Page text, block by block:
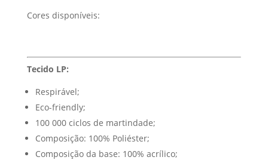
Cores disponíveis:
Tecido LP:
Respirável;
Eco-friendly;
100 000 ciclos de martindade;
Composição: 100% Poliéster;
Composição da base: 100% acrílico;